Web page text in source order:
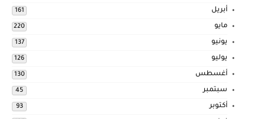
أبريل 161
مايو 220
يونيو 137
يوليو 126
أغسطس 130
سبتمبر 45
أكتوبر 93